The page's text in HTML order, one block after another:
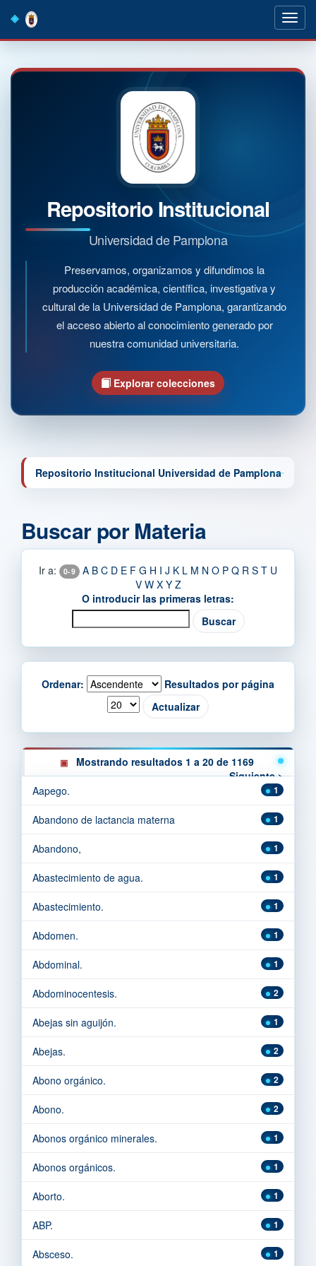
navigation
Repositorio Institucional
Universidad de Pamplona
Preservamos, organizamos y difundimos la
producción académica, científica, investigativa y
cultural de la Universidad de Pamplona, garantizando
el acceso abierto al conocimiento generado por
nuestra comunidad universitaria.
Explorar colecciones
Repositorio Institucional Universidad de Pamplona
Buscar por Materia
Ir a: 0-9 A B C D E F G H I J K L M N O P Q R S T U
V W X Y Z
O introducir las primeras letras:
Ordenar: Resultados por página
Mostrando resultados 1 a 20 de 1169
Siguiente >
Aapego.
1
Abandono de lactancia materna 1
Abandono, 1
Abastecimiento de agua. 1
Abastecimiento. 1
Abdomen. 1
Abdominal. 1
Abdominocentesis. 2
Abejas sin aguijón. 1
Abejas. 2
Abono orgánico. 2
Abono. 2
Abonos orgánico minerales. 1
Abonos orgánicos. 1
Aborto. 1
ABP. 1
Absceso. 1